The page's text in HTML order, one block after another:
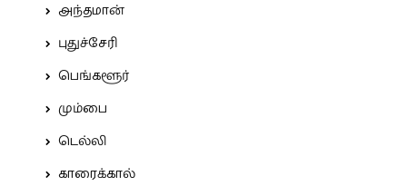
அந்தமான்
புதுச்சேரி
பெங்களூர்
மும்பை
டெல்லி
காரைக்கால்